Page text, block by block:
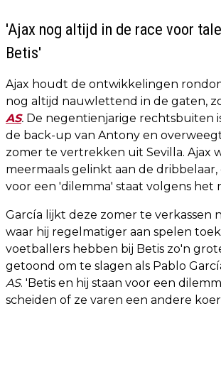
'Ajax nog altijd in de race voor
Betis'
Ajax houdt de ontwikkelingen
nog altijd nauwlettend in de gaten,
AS. De negentienjarige rechtsbuiten
de back-up van Antony en
zomer te vertrekken uit Sevilla. Ajax
meermaals gelinkt aan de
voor een 'dilemma' staat volgens het
García lijkt deze zomer te verkassen
waar hij regelmatiger aan spelen
voetballers hebben bij Betis zo'n
getoond om te slagen als Pablo
AS. 'Betis en hij staan voor een
scheiden of ze varen een andere